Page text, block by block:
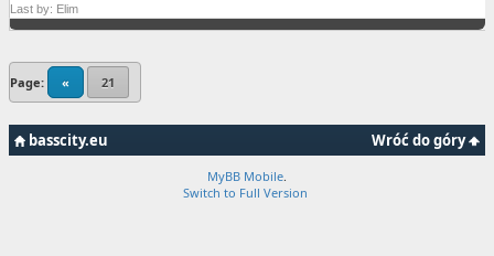
Last by: Elim
Page: « 21
Wróć do góry
basscity.eu
MyBB Mobile.
Switch to Full Version